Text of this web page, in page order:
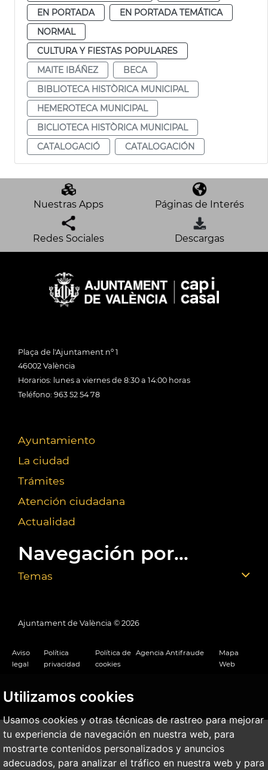
Utilizamos cookies
Usamos cookies y otras técnicas de rastreo para mejorar
tu experiencia de navegación en nuestra web, para
mostrarte contenidos personalizados y anuncios
adecuados, para analizar el tráfico en nuestra web y para
EN PORTADA
EN PORTADA TEMÁTICA
NORMAL
CULTURA Y FIESTAS POPULARES
MAITE IBÁÑEZ
BECA
BIBLIOTECA HISTÒRICA MUNICIPAL
HEMEROTECA MUNICIPAL
BICLIOTECA HISTÒRICA MUNICIPAL
CATALOGACIÓ
CATALOGACIÓN
Nuestras Apps Páginas de Interés
Redes Sociales Descargas
Plaça de l'Ajuntament nº 1
46002 València
Horarios: lunes a viernes de 8:30 a 14:00 horas
Teléfono: 963 52 54 78
Ayuntamiento
La ciudad
Trámites
Atención ciudadana
Actualidad
Navegación por...
Temas
Ajuntament de València © 2026
Aviso
legal
Política
privacidad
Política de
cookies
Agencia Antifraude
Mapa
Web